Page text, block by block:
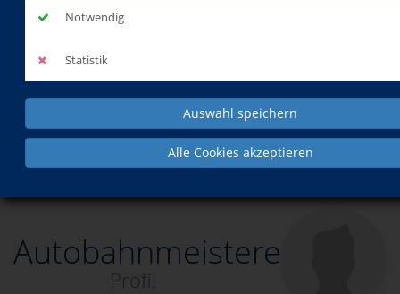
Notwendig
Statistik
Auswahl speichern
Alle Cookies akzeptieren
Über uns
Dozenten Autobahnmeisterei
Autobahnmeisterei
Profil